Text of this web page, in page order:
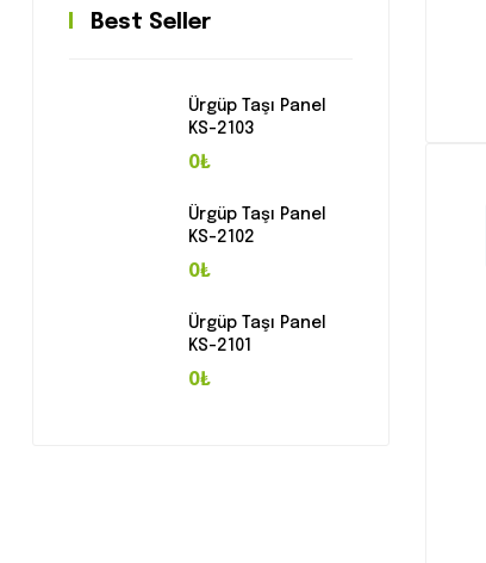
Best Seller
Ürgüp Taşı Panel
KS-2103
0₺
Ürgüp Taşı Panel
KS-2102
0₺
Ürgüp Taşı Panel
KS-2101
0₺